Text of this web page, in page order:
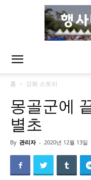
홈 강화 스토리
몽골군에
별초
By 관리자 - 2020년 12월 13일